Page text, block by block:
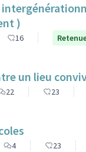
)
16
un lieu
22 23
4 23